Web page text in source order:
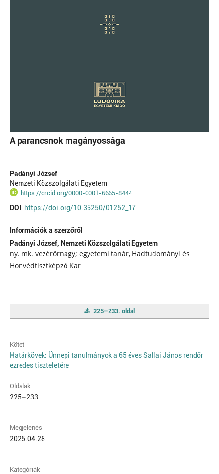
A parancsnok magányossága
Padányi József
Nemzeti Közszolgálati Egyetem
https://orcid.org/0000-0001-6665-8444
DOI: https://doi.org/10.36250/01252_17
Információk a szerzőről
Padányi József, Nemzeti Közszolgálati Egyetem
ny. mk. vezérőrnagy; egyetemi tanár, Hadtudományi és
Honvédtisztképző Kar
225–233. oldal
Kötet
Határkövek: Ünnepi tanulmányok a 65 éves Sallai János rendőr
ezredes tiszteletére
Oldalak
225–233.
Megjelenés
2025.04.28
Kategóriák